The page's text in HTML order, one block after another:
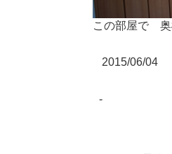
この部屋で 奥
2015/06/04
-